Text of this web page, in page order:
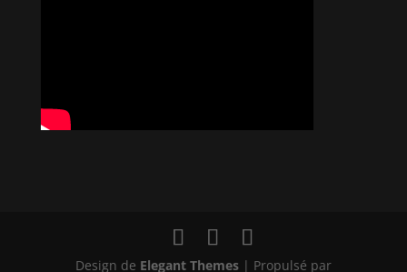
Design de Elegant Themes| Propulsé par